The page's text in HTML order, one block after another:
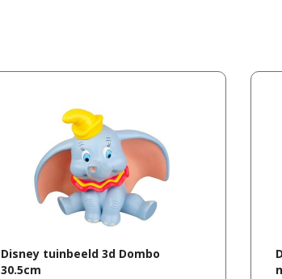
Disney tuinbeeld 3d Dombo
30.5cm